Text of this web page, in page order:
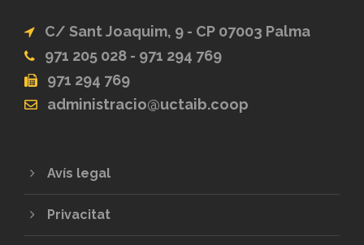
C/ Sant Joaquim, 9 - CP 07003 Palma
971 205 028 - 971 294 769
971 294 769
administracio@uctaib.coop
Avís legal
Privacitat